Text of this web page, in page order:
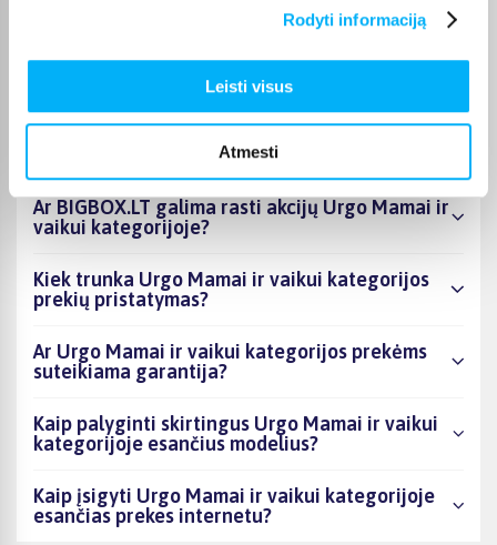
Rodyti informaciją
Leisti visus
Atmesti
esantys produktai šiuo metu populiariausi?
Kiek prekių yra Urgo Mamai ir vaikui
Ar BIGBOX.LT galima rasti akcijų Urgo Mamai ir
vaikui kategorijoje?
Kiek trunka Urgo Mamai ir vaikui kategorijos
prekių pristatymas?
Ar Urgo Mamai ir vaikui kategorijos prekėms
suteikiama garantija?
Kaip palyginti skirtingus Urgo Mamai ir vaikui
kategorijoje esančius modelius?
Kaip įsigyti Urgo Mamai ir vaikui kategorijoje
esančias prekes internetu?